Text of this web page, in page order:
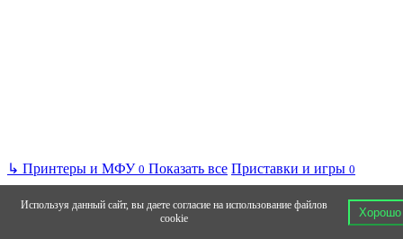
↳ Принтеры и МФУ 0 Показать все Приставки и игры 0
Используя данный сайт, вы даете согласие на использование файлов
cookie
Хорошо